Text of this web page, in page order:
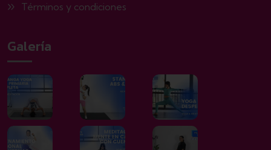
Términos y condiciones
Galería